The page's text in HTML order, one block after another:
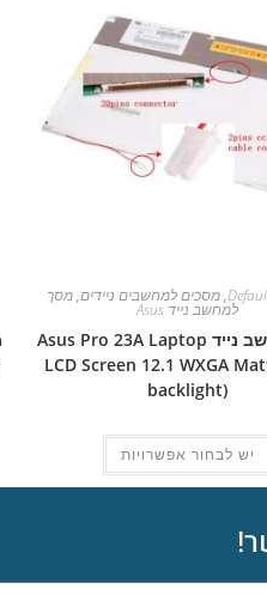
,מסכים למחשבים ניידים,מסך
למחשב נייד Asus
מסך למחשב נייד Asus Pro 23A Laptop
LCD Screen 12.1 WXGA
backlight)
יש לבחור אפשרויות